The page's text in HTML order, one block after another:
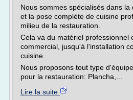
Nous sommes spécialisés dans
et la pose complète de cuisine
milieu de la restauration.
Cela va du matériel professionnel
commercial, jusqu'à l'installation
cuisine.
Nous proposons tout type
pour la restauration: Plancha,...
Lire la suite